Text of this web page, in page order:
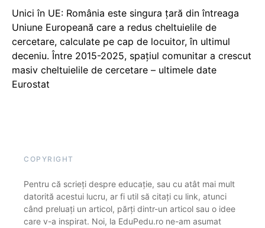
Unici în UE: România este singura țară din întreaga
Uniune Europeană care a redus cheltuielile de
cercetare, calculate pe cap de locuitor, în ultimul
deceniu. Între 2015-2025, spațiul comunitar a crescut
masiv cheltuielile de cercetare – ultimele date
Eurostat
COPYRIGHT
Pentru că scrieți despre educație, sau cu atât mai mult
datorită acestui lucru, ar fi util să citați cu link, atunci
când preluați un articol, părți dintr-un articol sau o idee
care v-a inspirat. Noi, la EduPedu.ro ne-am asumat